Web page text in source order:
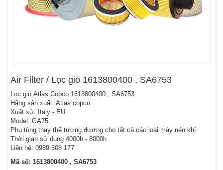
Air Filter / Lọc gió 1613800400 , SA6753
Lọc gió Atlas Copco 1613800400 , SA6753
Hãng sản xuất: Atlas copco
Xuất xứ: Italy - EU
Model: GA75
Phụ tùng thay thế tương đương cho tất cả các loại máy nén khí
Thời gian sử dụng 4000h - 8000h
Liên hệ: 0989 508 177
Mã số: 1613800400 , SA6753